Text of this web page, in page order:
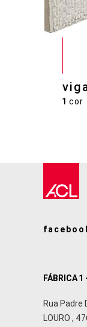
1 cor
FÁBRICA 1
Rua Padre
LOURO ,